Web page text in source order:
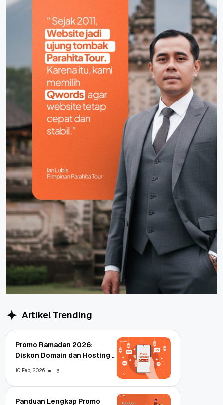
Artikel Trending
Promo Ramadan 2026:
Diskon Domain dan Hosting
10 Feb, 2026 6
Panduan Lengkap Promo